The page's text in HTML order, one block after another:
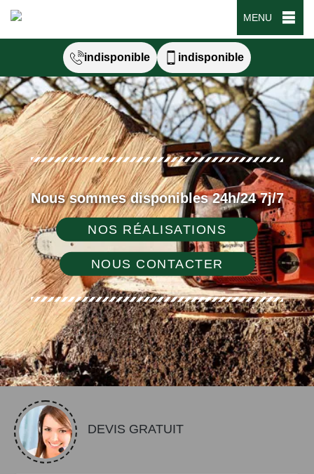
MENU
indisponible indisponible
Nous sommes disponibles 24h/24 7j/7
NOS RÉALISATIONS
NOUS CONTACTER
DEVIS GRATUIT